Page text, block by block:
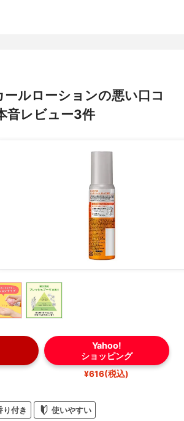
ルローションの悪い口コ
音レビュー3件
Yahoo!
ショッピング
¥616(税込)
り付き 使いやすい